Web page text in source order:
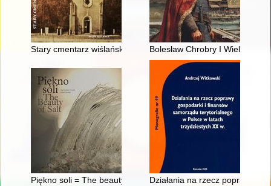
Stary cmentarz wiślański. T. 1, Bolesław Chrobry I Wielki :
Piękno soli = The beauty of saltDziałania na rzecz poprawy